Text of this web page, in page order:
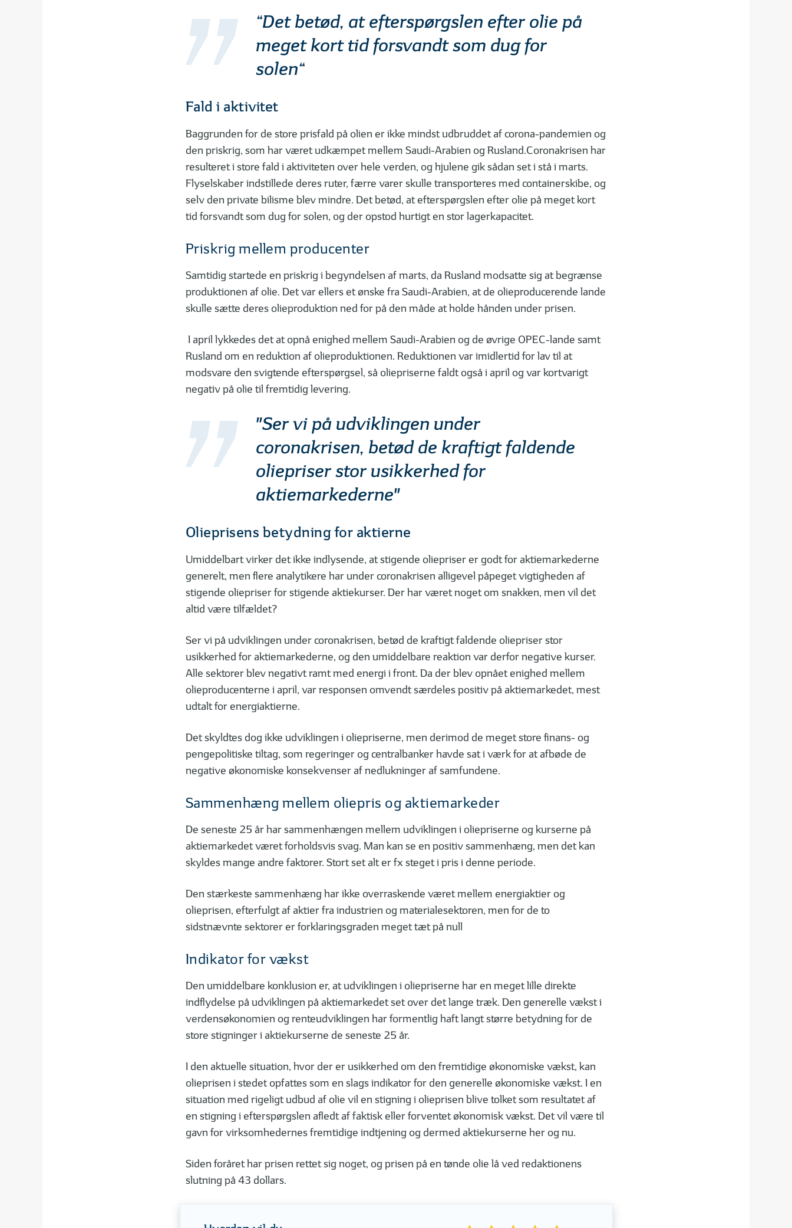
“Det betød, at efterspørgslen efter olie på
meget kort tid forsvandt som dug for
solen“
Fald i aktivitet
Baggrunden for de store prisfald på olien er ikke mindst udbruddet af corona-pandemien og
den priskrig, som har været udkæmpet mellem Saudi-Arabien og Rusland.Coronakrisen har
resulteret i store fald i aktiviteten over hele verden, og hjulene gik sådan set i stå i marts.
Flyselskaber indstillede deres ruter, færre varer skulle transporteres med containerskibe, og
selv den private bilisme blev mindre. Det betød, at efterspørgslen efter olie på meget kort
tid forsvandt som dug for solen, og der opstod hurtigt en stor lagerkapacitet.
Priskrig mellem producenter
Samtidig startede en priskrig i begyndelsen af marts, da Rusland modsatte sig at begrænse
produktionen af olie. Det var ellers et ønske fra Saudi-Arabien, at de olieproducerende lande
skulle sætte deres olieproduktion ned for på den måde at holde hånden under prisen.
I april lykkedes det at opnå enighed mellem Saudi-Arabien og de øvrige OPEC-lande samt
Rusland om en reduktion af olieproduktionen. Reduktionen var imidlertid for lav til at
modsvare den svigtende efterspørgsel, så oliepriserne faldt også i april og var kortvarigt
negativ på olie til fremtidig levering.
"Ser vi på udviklingen under
coronakrisen, betød de kraftigt faldende
oliepriser stor usikkerhed for
aktiemarkederne"
Olieprisens betydning for aktierne
Umiddelbart virker det ikke indlysende, at stigende oliepriser er godt for aktiemarkederne
generelt, men flere analytikere har under coronakrisen alligevel påpeget vigtigheden af
stigende oliepriser for stigende aktiekurser. Der har været noget om snakken, men vil det
altid være tilfældet?
Ser vi på udviklingen under coronakrisen, betød de kraftigt faldende oliepriser stor
usikkerhed for aktiemarkederne, og den umiddelbare reaktion var derfor negative kurser.
Alle sektorer blev negativt ramt med energi i front. Da der blev opnået enighed mellem
olieproducenterne i april, var responsen omvendt særdeles positiv på aktiemarkedet, mest
udtalt for energiaktierne.
Det skyldtes dog ikke udviklingen i oliepriserne, men derimod de meget store finans- og
pengepolitiske tiltag, som regeringer og centralbanker havde sat i værk for at afbøde de
negative økonomiske konsekvenser af nedlukninger af samfundene.
Sammenhæng mellem oliepris og aktiemarkeder
De seneste 25 år har sammenhængen mellem udviklingen i oliepriserne og kurserne på
aktiemarkedet været forholdsvis svag. Man kan se en positiv sammenhæng, men det kan
skyldes mange andre faktorer. Stort set alt er fx steget i pris i denne periode.
Den stærkeste sammenhæng har ikke overraskende været mellem energiaktier og
olieprisen, efterfulgt af aktier fra industrien og materialesektoren, men for de to
sidstnævnte sektorer er forklaringsgraden meget tæt på null
Indikator for vækst
Den umiddelbare konklusion er, at udviklingen i oliepriserne har en meget lille direkte
indflydelse på udviklingen på aktiemarkedet set over det lange træk. Den generelle vækst i
verdensøkonomien og renteudviklingen har formentlig haft langt større betydning for de
store stigninger i aktiekurserne de seneste 25 år.
I den aktuelle situation, hvor der er usikkerhed om den fremtidige økonomiske vækst, kan
olieprisen i stedet opfattes som en slags indikator for den generelle økonomiske vækst. I en
situation med rigeligt udbud af olie vil en stigning i olieprisen blive tolket som resultatet af
en stigning i efterspørgslen afledt af faktisk eller forventet økonomisk vækst. Det vil være til
gavn for virksomhedernes fremtidige indtjening og dermed aktiekurserne her og nu.
Siden foråret har prisen rettet sig noget, og prisen på en tønde olie lå ved redaktionens
slutning på 43 dollars.